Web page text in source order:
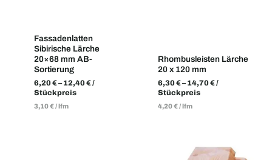
Fassadenlatten
Sibirische Lärche
20×68 mm AB-
Sortierung
6,20€–12,40€/
Stückpreis
3,10€/lfm
Rhombusleisten Lärche
20 x 120 mm
6,30€–14,70€/
Stückpreis
4,20€/lfm